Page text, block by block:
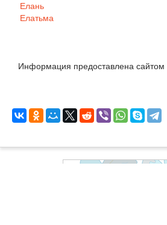
Елань
Елатьма
Информация предоставлена сайтом